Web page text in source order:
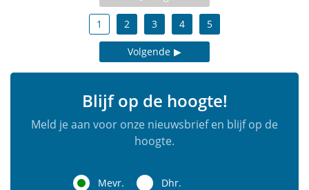
1 2 3 4 5
Volgende
Blijf op de hoogte!
Meld je aan voor onze nieuwsbrief en blijf op de
hoogte.
Mevr. Dhr.